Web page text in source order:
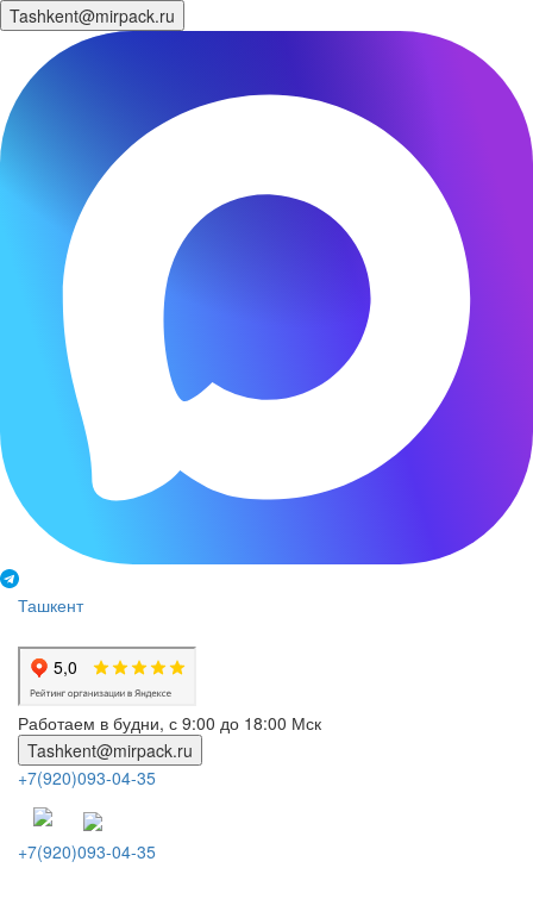
Tashkent@mirpack.ru
Ташкент
Работаем в будни, с 9:00 до 18:00 Мск
Tashkent@mirpack.ru
+7(920)093-04-35
+7(920)093-04-35